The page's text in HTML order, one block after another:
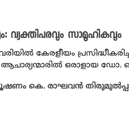
വ്യക്തിപരവും സാമൂഹികവും
കേരളീയം
ഒരാളായ ഡോ.
കെ. രാഘവൻ